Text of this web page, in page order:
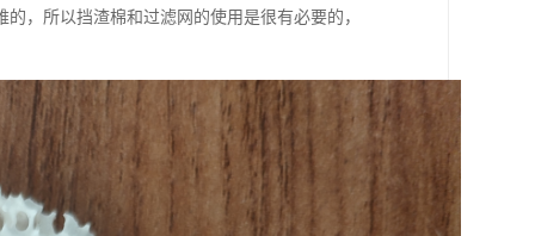
，所以挡渣棉和过滤网的使用是很有必要的，